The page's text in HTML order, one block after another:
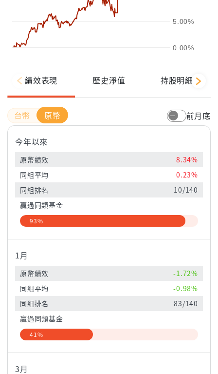
0.00%
5.00%
績效表現 歷史淨值 持股明細
原幣 前月底
今年以來
原幣績效
8.34%
同組平均
0.23%
同組排名
10/140
贏過同類基金
93%
1月
原幣績效
-1.72%
同組平均
-0.98%
同組排名
83/140
贏過同類基金
41%
3月